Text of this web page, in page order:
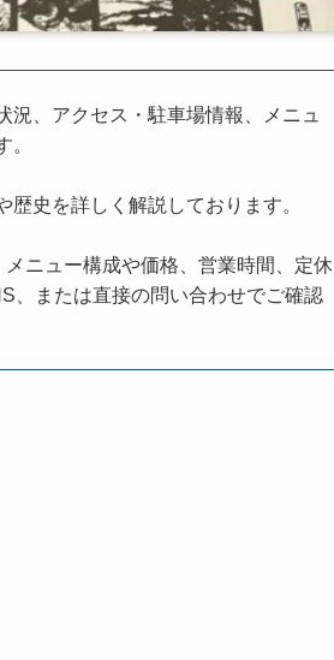
、アクセス・駐車場情報、メニュ
史を詳しく解説しております。
ニュー構成や価格、営業時間、定休
、または直接の問い合わせでご確認